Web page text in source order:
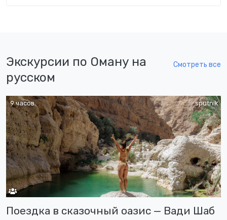
Смотреть все
Экскурсии по Оману на
русском
sputnik
9 часов
Поездка в сказочный оазис — Вади Шаб